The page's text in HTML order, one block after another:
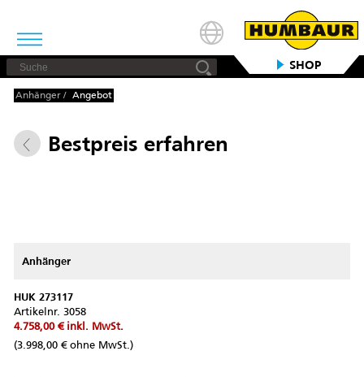
SHOP
Anhänger / Angebot
Bestpreis erfahren
Anhänger
HUK 273117
Artikelnr. 3058
4.758,00 € inkl. MwSt.
(3.998,00 € ohne MwSt.)